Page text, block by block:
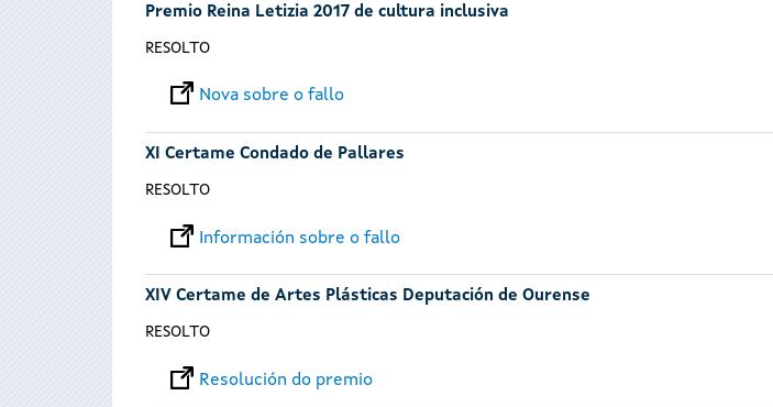
Premio Reina Letizia 2017 de cultura inclusiva
RESOLTO
Nova sobre o fallo
XI Certame Condado de Pallares
RESOLTO
Información sobre o fallo
XIV Certame de Artes Plásticas Deputación de Ourense
RESOLTO
Resolución do premio